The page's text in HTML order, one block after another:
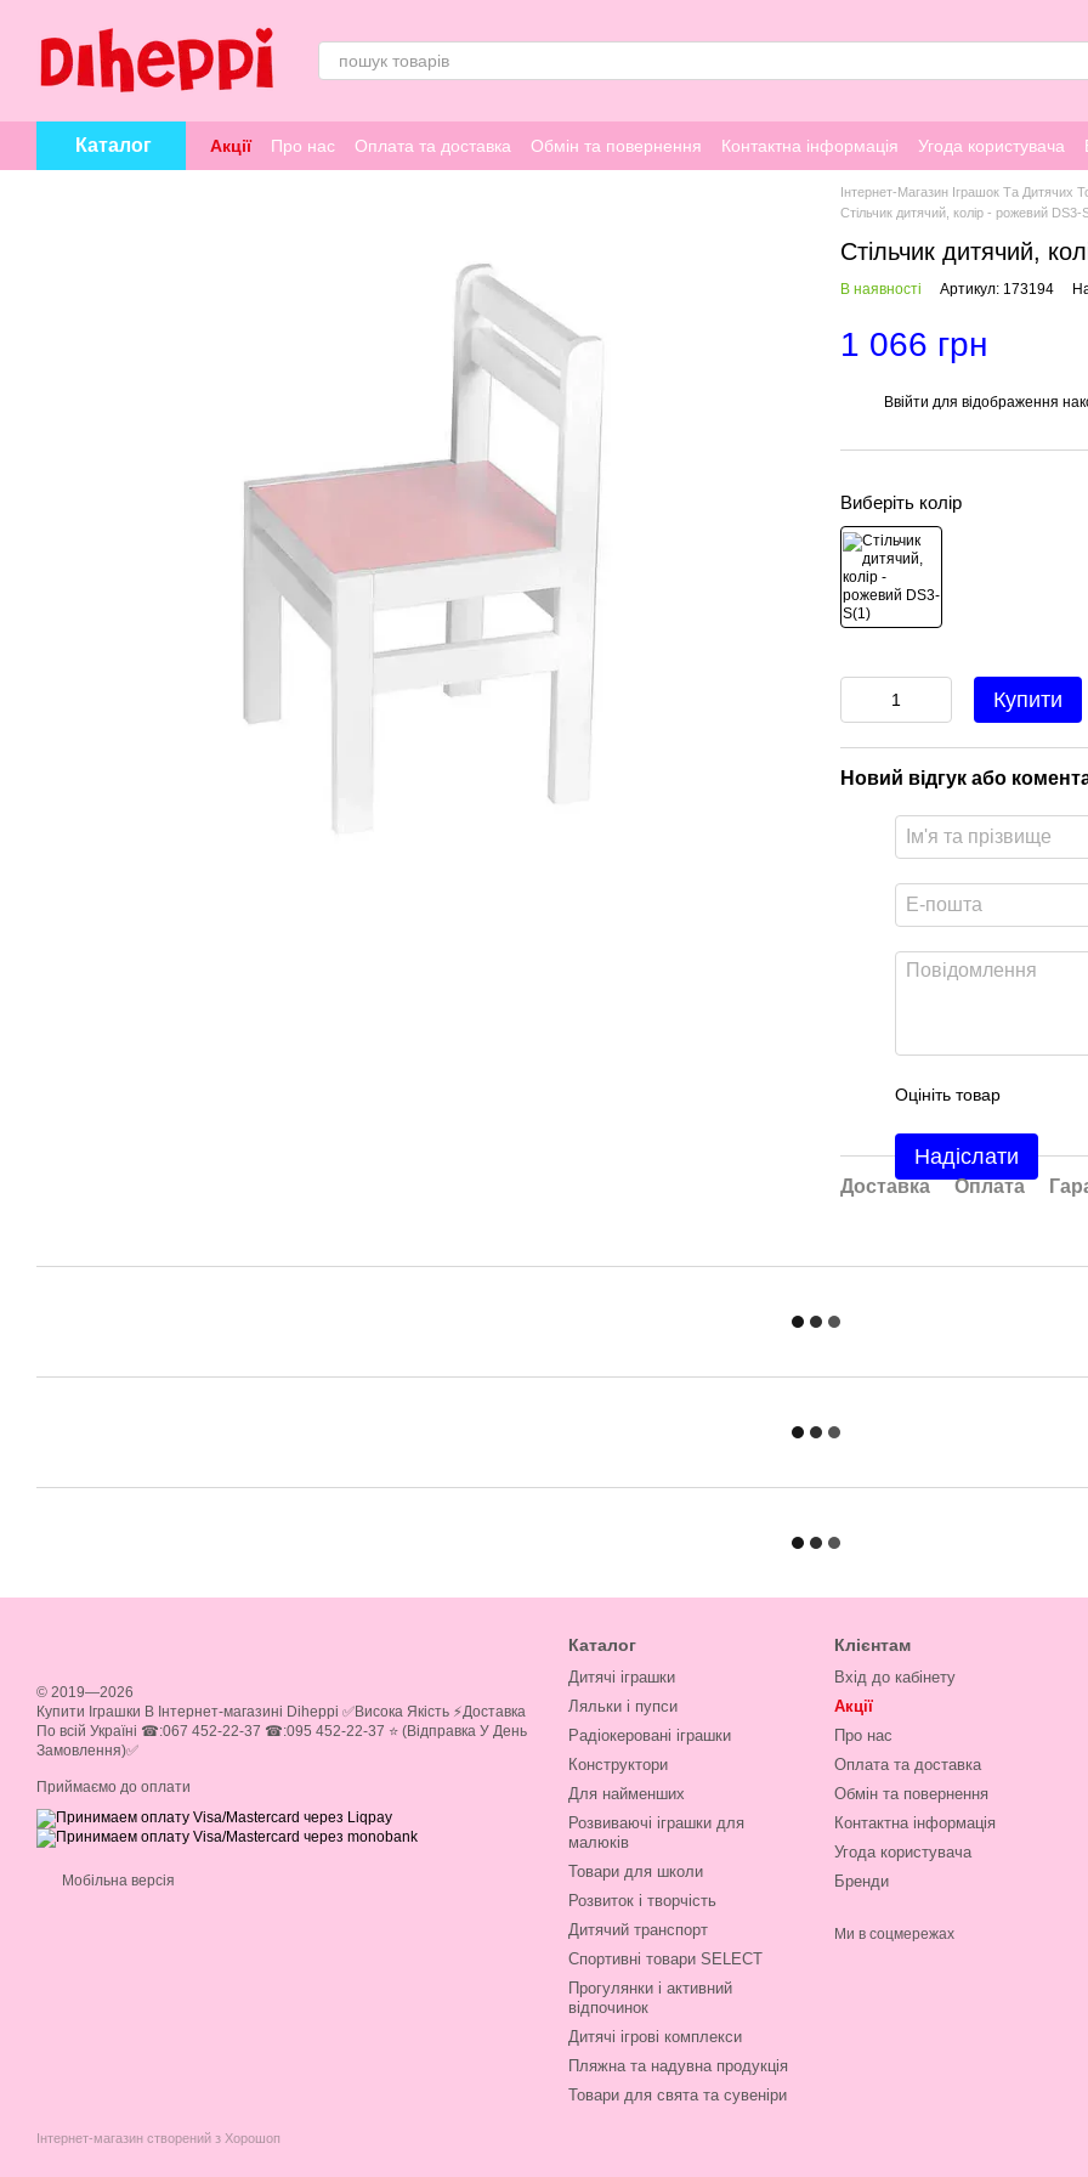
Каталог Акції Про нас Оплата та доставка Обмін та повернення Контактна інформація Угода користувача
Інтернет-Магазин Іграшок Та Дитячих
Стільчик дитячий, колір - рожевий DS3-
Стільчик дитячий,
В наявності Артикул: 173194
1 066 грн
Ввійти для відображення
Виберіть колір
Купити
Новий відгук або
Оцініть товар
Надіслати
Доставка Оплата
© 2019—2026
Купити Іграшки В Інтернет-магазині Diheppi ✅Висока Якість ⚡Доставка
По всій Україні ☎:067 452-22-37 ☎:095 452-22-37 ⭐ (Відправка У День
Замовлення)✅
Приймаємо до оплати
Мобільна версія
Інтернет-магазин створений з Хорошоп
Каталог
Дитячі іграшки
Ляльки і пупси
Радіокеровані іграшки
Конструктори
Для найменших
Розвиваючі іграшки для
малюків
Товари для школи
Розвиток і творчість
Дитячий транспорт
Спортивні товари SELECT
Прогулянки і активний
відпочинок
Дитячі ігрові комплекси
Пляжна та надувна продукція
Товари для свята та сувеніри
Клієнтам
Вхід до кабінету
Акції
Про нас
Оплата та доставка
Обмін та повернення
Контактна інформація
Угода користувача
Бренди
Ми в соцмережах